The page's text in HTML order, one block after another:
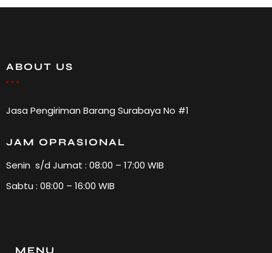
ABOUT US
Jasa Pengiriman Barang Surabaya No #1
JAM OPRASIONAL
Senin s/d Jumat : 08:00 – 17:00 WIB
Sabtu : 08:00 – 16:00 WIB
MENU